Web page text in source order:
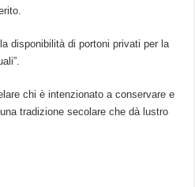
disponibilità di portoni privati per la
chi è intenzionato a conservare e
tradizione secolare che dà lustro